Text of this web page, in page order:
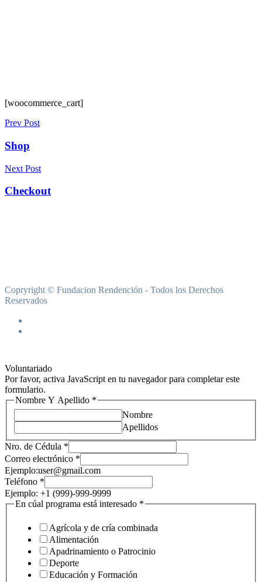
[woocommerce_cart]
Prev Post
Shop
Next Post
Checkout
Copryright © Fundacion Rendención - Todos los Derechos
Reservados
Voluntariado
Por favor, activa JavaScript en tu navegador para completar este
formulario.
Nro.
Cédula
Nombre Y Apellido *
Nombre
Apellidos
Nro. de Cédula *
Correo electrónico *
Ejemplo:user@gmail.com
Teléfono *
Ejemplo: +1 (999)-999-9999
En cúal programa está interesado *
Agrícola y de cría combinada
Alimentación
Apadrinamiento o Patrocinio
Deporte
Educación y Formación